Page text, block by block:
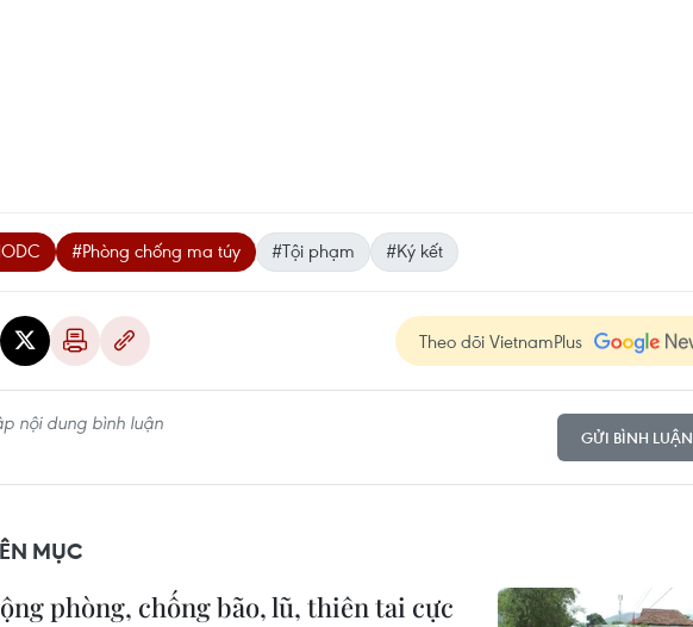
#Phòng chống ma túy #Tội phạm #Ký kết
Theo dõi VietnamPlus
GỬI BÌNH LUẬN
MỤC
phòng, chống bão, lũ, thiên tai cực